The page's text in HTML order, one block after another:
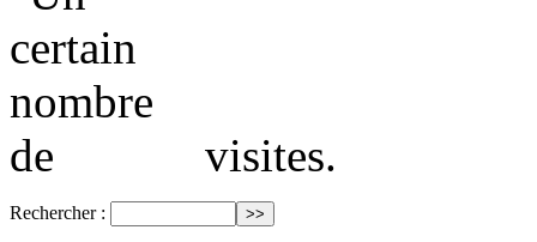
visites.
Rechercher :